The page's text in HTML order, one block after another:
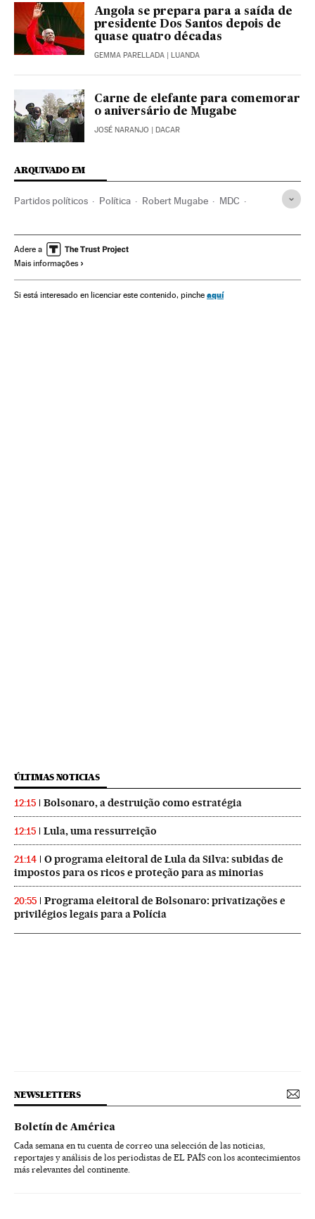
Angola se prepara para a saída de
presidente Dos Santos depois de
quase quatro décadas
GEMMA PARELLADA | LUANDA
Carne de elefante para comemorar
o aniversário de Mugabe
JOSÉ NARANJO | DACAR
ARQUIVADO EM
Partidos políticos Política Robert Mugabe MDC
África subsaariana Golpes estado
Conflitos políticos
Adere a
Mais informações
Si está interesado en licenciar este contenido, pinche aquí
ÚLTIMAS NOTICIAS
12:15 Bolsonaro, a destruição como estratégia
12:15 Lula, uma ressurreição
21:14
O programa eleitoral de Lula da Silva: subidas de
impostos para os ricos e proteção para as minorias
20:55
Programa eleitoral de Bolsonaro: privatizações e
privilégios legais para a Polícia
NEWSLETTERS
Boletín de América
Cada semana en tu cuenta de correo una selección de las noticias,
reportajes y análisis de los periodistas de EL PAÍS con los acontecimientos
más relevantes del continente.